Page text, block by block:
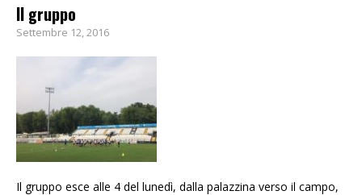
Il gruppo
Settembre 12, 2016
Il gruppo esce alle 4 del lunedì, dalla palazzina verso il campo,